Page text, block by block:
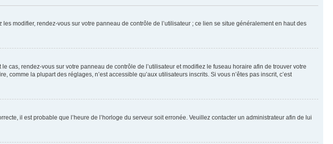
modifier, rendez-vous sur votre panneau de contrôle de l’utilisateur ; ce lien se situe généralement en haut des
cas, rendez-vous sur votre panneau de contrôle de l’utilisateur et modifiez le fuseau horaire afin de trouver votre
la plupart des réglages, n’est accessible qu’aux utilisateurs inscrits. Si vous n’êtes pas inscrit, c’est
il est probable que l’heure de l’horloge du serveur soit erronée. Veuillez contacter un administrateur afin de lui